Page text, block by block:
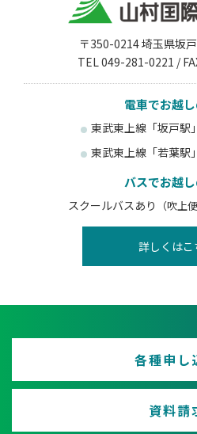
〒350-0214 埼玉県坂
TEL 049-281-0221 /
電車でお越
東武東上線「坂戸駅
東武東上線「若葉駅
バスでお越
スクールバスあり （吹上
詳しくはこ
各種申し
資料請